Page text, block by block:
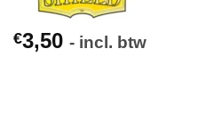
€3,50 - incl. btw